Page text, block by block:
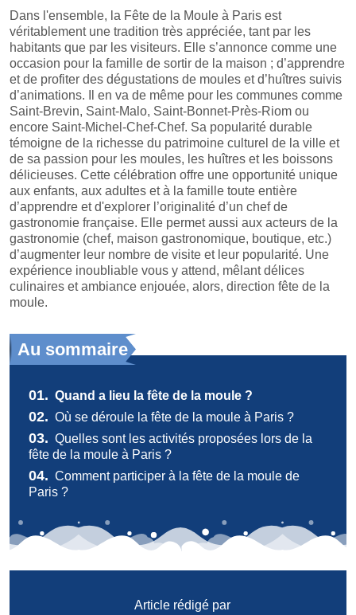
Dans l'ensemble, la Fête de la Moule à Paris est
véritablement une tradition très appréciée, tant par les
habitants que par les visiteurs. Elle s’annonce comme une
occasion pour la famille de sortir de la maison ; d’apprendre
et de profiter des dégustations de moules et d’huîtres suivis
d’animations. Il en va de même pour les communes comme
Saint-Brevin, Saint-Malo, Saint-Bonnet-Près-Riom ou
encore Saint-Michel-Chef-Chef. Sa popularité durable
témoigne de la richesse du patrimoine culturel de la ville et
de sa passion pour les moules, les huîtres et les boissons
délicieuses. Cette célébration offre une opportunité unique
aux enfants, aux adultes et à la famille toute entière
d’apprendre et d'explorer l’originalité d’un chef de
gastronomie française. Elle permet aussi aux acteurs de la
gastronomie (chef, maison gastronomique, boutique, etc.)
d’augmenter leur nombre de visite et leur popularité. Une
expérience inoubliable vous y attend, mêlant délices
culinaires et ambiance enjouée, alors, direction fête de la
moule.
Au sommaire
01. Quand a lieu la fête de la moule ?
02. Où se déroule la fête de la moule à Paris ?
03. Quelles sont les activités proposées lors de la
fête de la moule à Paris ?
04. Comment participer à la fête de la moule de
Paris ?
Article rédigé par